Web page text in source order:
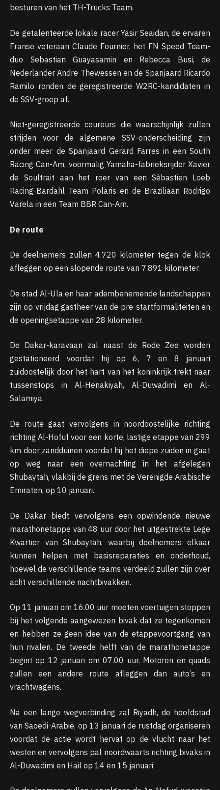
besturen van het TH-Trucks Team.
De getalenteerde lokale racer Yasir Seaidan, de ervaren
Franse veteraan Claude Fournier, het FN Speed ​​Team-
duo Sebastian Guayasamin en Rebecca Busi, de
Nederlander Andre Thewessen en de Spanjaard Ricardo
Ramilo ronden de geregistreerde W2RC-kandidaten in
de SSV-groep af.
Niet-geregistreerde coureurs die waarschijnlijk zullen
strijden voor de algemene SSV-onderscheiding zijn
onder meer de Spanjaard Gerard Farres in een South
Racing Can-Am, voormalig Yamaha-fabrieksrijder Xavier
de Soultrait aan het roer van een Sébastien Loeb
Racing-Bardahl Team Polaris en de Braziliaan Rodrigo
Varela in een Team BBR Can-Am.
De route
De deelnemers zullen 4.720 kilometer tegen de klok
afleggen op een slopende route van 7.891 kilometer.
De stad Al-Ula en haar adembenemende landschappen
zijn op vrijdag gastheer van de pre-startformaliteiten en
de openingsetappe van 28 kilometer.
De Dakar-karavaan zal naast de Rode Zee worden
gestationeerd voordat hij op 6, 7 en 8 januari
zuidoostelijk door het hart van het koninkrijk trekt naar
tussenstops in Al-Henakiyah, Al-Duwadimi en Al-
Salamiya.
De route gaat vervolgens in noordoostelijke richting
richting Al-Hofuf voor een korte, lastige etappe van 299
km door zandduinen voordat hij het diepe zuiden in gaat
op weg naar een overnachting in het afgelegen
Shubaytah, vlakbij de grens met de Verenigde Arabische
Emiraten, op 10 januari.
De Dakar biedt vervolgens een opwindende nieuwe
marathonetappe van 48 uur door het uitgestrekte Lege
Kwartier van Shubaytah, waarbij deelnemers elkaar
kunnen helpen met basisreparaties en onderhoud,
hoewel de verschillende teams verdeeld zullen zijn over
acht verschillende nachtbivakken.
Op 11 januari om 16.00 uur moeten voertuigen stoppen
bij het volgende aangewezen bivak dat ze tegenkomen
en hebben ze geen idee van de etappevoortgang van
hun rivalen. De tweede helft van de marathonetappe
begint op 12 januari om 07.00 uur. Motoren en quads
zullen een andere route afleggen dan auto’s en
vrachtwagens.
Na een lange wegverbinding zal Riyadh, de hoofdstad
van Saoedi-Arabië, op 13 januari de rustdag organiseren
voordat de actie wordt hervat op de vlucht naar het
westen en vervolgens pal noordwaarts richting bivaks in
Al-Duwadimi en Hail op 14 en 15 januari.